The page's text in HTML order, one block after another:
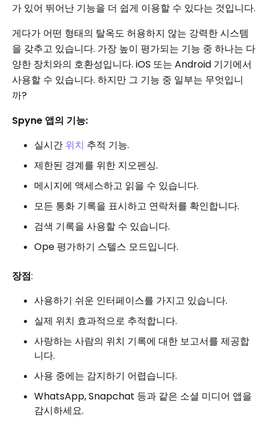
가 있어 뛰어난 기능을 더 쉽게 이용할 수 있다는 것입니다.
게다가 어떤 형태의 탈옥도 허용하지 않는 강력한 시스템
을 갖추고 있습니다. 가장 높이 평가되는 기능 중 하나는 다
양한 장치와의 호환성입니다. iOS 또는 Android 기기에서
사용할 수 있습니다. 하지만 그 기능 중 일부는 무엇입니
까?
Spyne 앱의 기능:
실시간 위치 추적 기능.
제한된 경계를 위한 지오펜싱.
메시지에 액세스하고 읽을 수 있습니다.
모든 통화 기록을 표시하고 연락처를 확인합니다.
검색 기록을 사용할 수 있습니다.
Ope 평가하기 스텔스 모드입니다.
장점:
사용하기 쉬운 인터페이스를 가지고 있습니다.
실제 위치 효과적으로 추적합니다.
사랑하는 사람의 위치 기록에 대한 보고서를 제공합
니다.
사용 중에는 감지하기 어렵습니다.
WhatsApp, Snapchat 등과 같은 소셜 미디어 앱을
감시하세요.